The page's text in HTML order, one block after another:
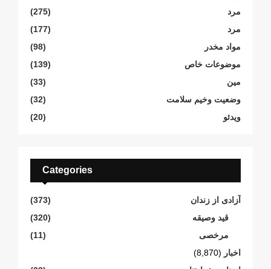
مرد
(275)
مرد
(177)
مواد مخدر
(98)
موضوعات خاص
(139)
مین
(33)
وضعیت وخیم سلامت
(32)
ویدئو
(20)
Categories
آزادی از زندان
(373)
قید وصیقه
(320)
مرخصی
(11)
اخبار (8,870)